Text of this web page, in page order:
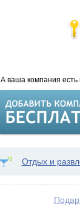
А ваша компания есть
Отдых и